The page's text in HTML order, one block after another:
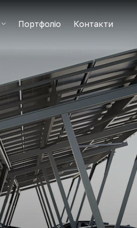
Портфоліо Контакти